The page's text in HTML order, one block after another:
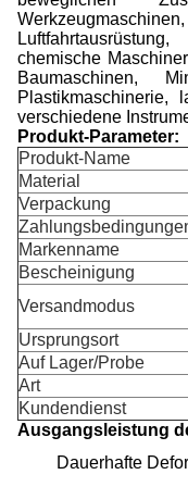
chemische
Baumaschinen,
Plastikmaschinerie,
verschiedene
Produkt-Parameter:
Produkt-Name
Material
Verpackung
Markenname
Bescheinigung
Versandmodus
Ursprungsort
Auf Lager/Probe
Art
Kundendienst
Ausgangsleistung
Dauerhafte